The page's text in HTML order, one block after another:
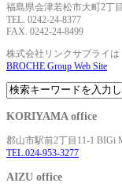
福島県会津若松市大町2丁
TEL. 0242-24-8377
FAX. 0242-24-8499
株式会社リンクサプライは
BROCHE Group Web Site
KORIYAMA office
郡山市駅前2丁目11-1 BIGi
TEL.024-953-3277
AIZU office